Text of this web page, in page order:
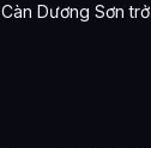
Dương Sơn trở